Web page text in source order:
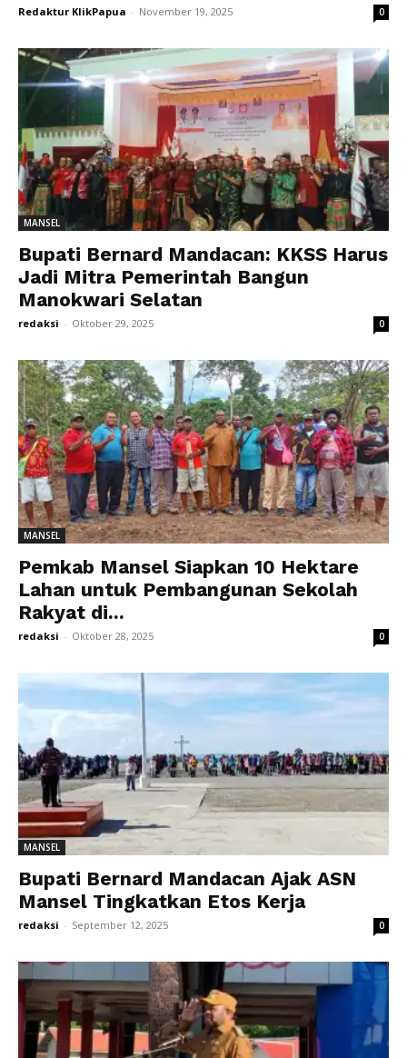
Redaktur KlikPapua - November 19, 2025 0
MANSEL
Bupati Bernard Mandacan: KKSS Harus
Jadi Mitra Pemerintah Bangun
Manokwari Selatan
redaksi - Oktober 29, 2025 0
MANSEL
Pemkab Mansel Siapkan 10 Hektare
Lahan untuk Pembangunan Sekolah
Rakyat di...
redaksi - Oktober 28, 2025 0
MANSEL
Bupati Bernard Mandacan Ajak ASN
Mansel Tingkatkan Etos Kerja
redaksi - September 12, 2025 0